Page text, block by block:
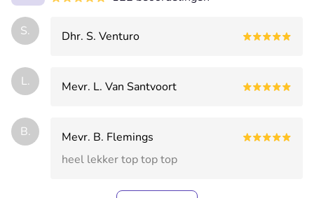
S. Dhr. S. Venturo
L. Mevr. L. Van Santvoort
B.
Mevr. B. Flemings
heel lekker top top top